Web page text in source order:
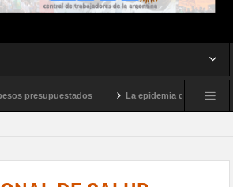
presupuestados La epidemia de influenza